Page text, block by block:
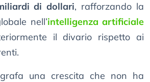
di dollari, rafforzando la
nell’intelligenza artificiale
il divario rispetto ai
una crescita che non ha